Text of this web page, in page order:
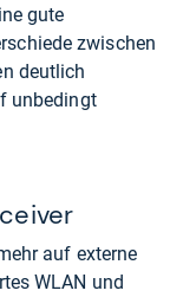
gute
zwischen
deutlich
unbedingt
auf externe
WLAN und